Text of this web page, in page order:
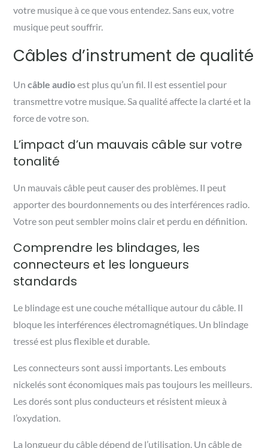
votre musique à ce que vous entendez. Sans eux, votre
musique peut souffrir.
Câbles d’instrument de qualité
Uncâble audioest plus qu’un fil. Il est essentiel pour
transmettre votre musique. Sa qualité affecte la clarté et la
force de votre son.
L’impact d’un mauvais câble sur votre
tonalité
Un mauvais câble peut causer des problèmes. Il peut
apporter des bourdonnements ou des interférences radio.
Votre son peut sembler moins clair et perdu en définition.
Comprendre les blindages, les
connecteurs et les longueurs
standards
Le blindage est une couche métallique autour du câble. Il
bloque les interférences électromagnétiques. Un blindage
tressé est plus flexible et durable.
Les connecteurs sont aussi importants. Les embouts
nickelés sont économiques mais pas toujours les meilleurs.
Les dorés sont plus conducteurs et résistent mieux à
l’oxydation.
La longueur du câble dépend de l’utilisation. Un câble de